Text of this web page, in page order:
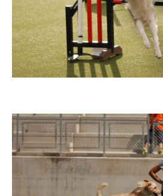
Imatge